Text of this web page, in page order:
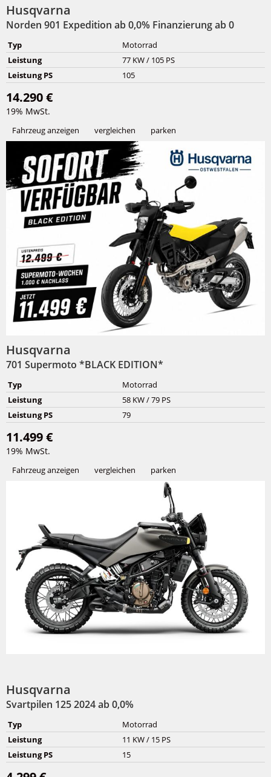
Husqvarna
Norden 901 Expedition ab 0,0% Finanzierung ab 0
Typ
Motorrad
Leistung
77 KW / 105 PS
Leistung PS
105
14.290 €
19% MwSt.
Fahrzeug anzeigen vergleichen parken
Husqvarna
701 Supermoto *BLACK EDITION*
Typ
Motorrad
Leistung
58 KW / 79 PS
Leistung PS
79
11.499 €
19% MwSt.
Fahrzeug anzeigen vergleichen parken
Husqvarna
Svartpilen 125 2024 ab 0,0%
Typ
Motorrad
Leistung
11 KW / 15 PS
Leistung PS
15